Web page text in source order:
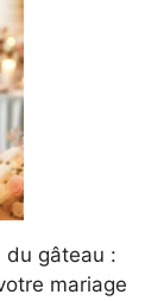
du gâteau :
mariage